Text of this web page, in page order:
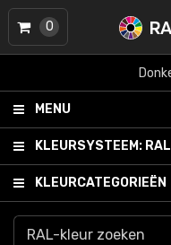
MENU
KLEURSYSTEEM:
KLEURCATEGORIEËN
0